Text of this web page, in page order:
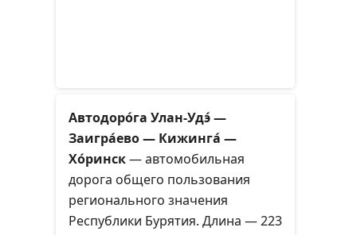
Автодоро́га Улан-Удэ́ —
Заигра́ево — Кижинга́ —
Хо́ринск— автомобильная
дорога общего пользования
регионального значения
Республики Бурятия. Длина — 223